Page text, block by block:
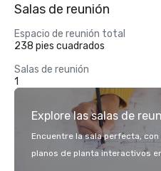
Salas de reunión
Espacio de reunión total
238 pies cuadrados
Salas de reunión
1
Explore las salas de
Encuentre la sala perfecta,
planos de planta interactivos